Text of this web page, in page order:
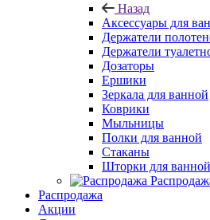
Назад
Аксессуары для
Держатели
Держатели
Дозаторы
Ершики
Зеркала для ванной
Коврики
Мыльницы
Полки для ванной
Стаканы
Шторки для ванной
Распродажа
Акции